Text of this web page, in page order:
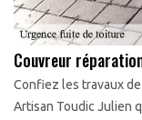
Couvreur
Confiez les travaux
Artisan Toudic Julien